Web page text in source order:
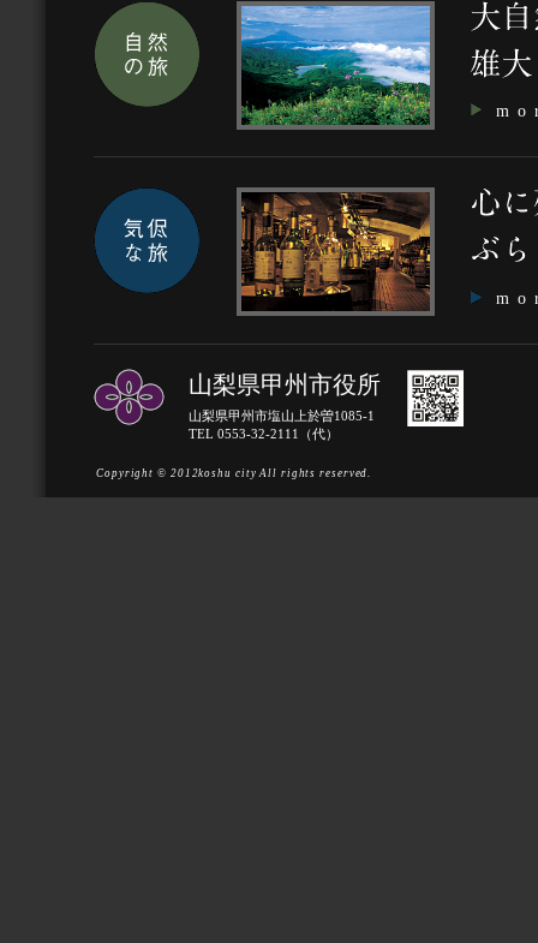
山梨県甲州市役所
山梨県甲州市塩山上於曽1085-1
TEL 0553-32-2111（代）
Copyright © 2012koshu city All rights reserved.